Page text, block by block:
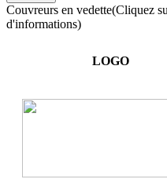
Couvreurs en vedette(Cliquez
d'informations)
LOGO